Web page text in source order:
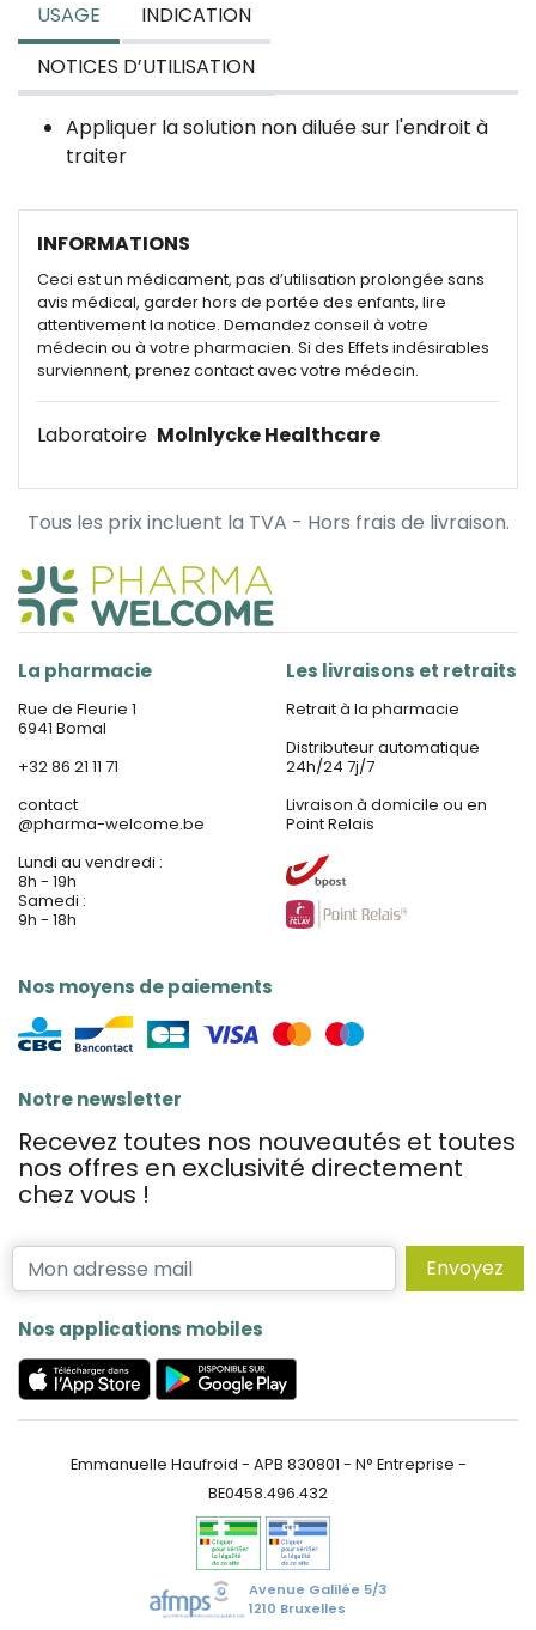
USAGE
INDICATION
NOTICES D’UTILISATION
Appliquer la solution non diluée sur l'endroit à
traiter
INFORMATIONS
Ceci est un médicament, pas d’utilisation prolongée sans
avis médical, garder hors de portée des enfants, lire
attentivement la notice. Demandez conseil à votre
médecin ou à votre pharmacien. Si des Effets indésirables
surviennent, prenez contact avec votre médecin.
Laboratoire Molnlycke Healthcare
Tous les prix incluent la TVA - Hors frais de livraison.
La pharmacie
Rue de Fleurie 1
6941 Bomal
+32 86 21 11 71
contact
@pharma-welcome.be
Lundi au vendredi :
8h - 19h
Samedi :
9h - 18h
Nos moyens de paiements
Les livraisons et retraits
Retrait à la pharmacie
Distributeur automatique
24h/24 7j/7
Livraison à domicile ou en
Point Relais
Notre newsletter
Recevez toutes nos nouveautés et toutes
nos offres en exclusivité directement
chez vous !
Envoyez
Nos applications mobiles
Emmanuelle Haufroid - APB 830801 - N° Entreprise -
BE0458.496.432
Avenue Galilée 5/3
1210 Bruxelles